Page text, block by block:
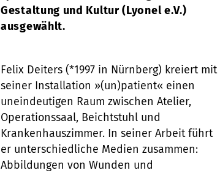
Gestaltung und Kultur (Lyonel e.V.)
ausgewählt.
Felix Deiters (*1997 in Nürnberg) kreiert mit
seiner Installation »(un)patient« einen
uneindeutigen Raum zwischen Atelier,
Operationssaal, Beichtstuhl und
Krankenhauszimmer. In seiner Arbeit führt
er unterschiedliche Medien zusammen:
Abbildungen von Wunden und